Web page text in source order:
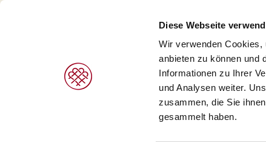
Diese Webseite
Wir verwenden Cookies,
anbieten zu können und
Informationen zu Ihrer
und Analysen weiter.
zusammen, die Sie
gesammelt haben.
PRODUKTE MARKEN LEISTUNGEN